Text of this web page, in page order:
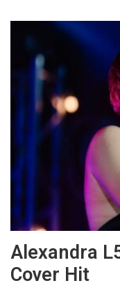
Alexandra
Cover Hit